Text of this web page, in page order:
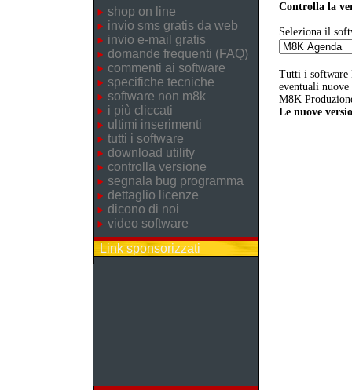
shop on line
invio sms gratis da web
invio e-mail gratis
domande frequenti (FAQ)
commenti ai software
specifiche tecniche
software non m8k
i più cliccati
ultimi inserimenti
tutti i software
download utility
controlla versione
segnala bug programma
dettaglio licenze
dicono di noi
video software
Link sponsorizzati
Controlla la
Seleziona il
Tutti i software
eventuali
M8K
Le nuove